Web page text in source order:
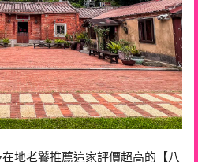
地老饕推薦這家評價超高的【八